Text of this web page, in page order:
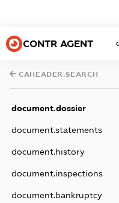
CONTR AGENT
CAHEADER.SEARCH
document.dossier
document.statements
document.history
document.inspections
document.bankruptcy